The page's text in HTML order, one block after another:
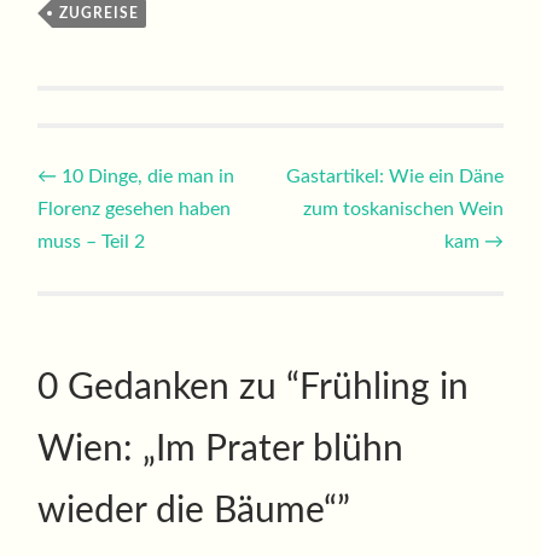
ZUGREISE
Beitragsnavigation
← 10 Dinge, die man in
Florenz gesehen haben
muss – Teil 2
Gastartikel: Wie ein Däne
zum toskanischen Wein
kam →
0 Gedanken zu “ Frühling in
Wien: „Im Prater blühn
wieder die Bäume“”